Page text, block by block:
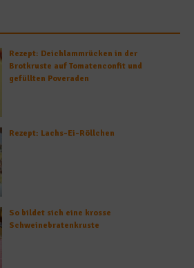
Rezept: Deichlammrücken in der
Brotkruste auf Tomatenconfit und
gefüllten Poveraden
Rezept: Lachs-Ei-Röllchen
So bildet sich eine krosse
Schweinebratenkruste